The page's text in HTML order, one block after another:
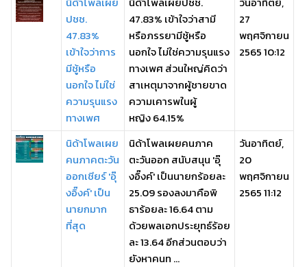
ปชช.
47.83%
เข้าใจว่าการ
มีชู้หรือ
นอกใจ ไม่ใช่
ความรุนแรง
ทางเพศ
47.83% เข้าใจว่าสามี
หรือภรรยามีชู้หรือ
นอกใจ ไม่ใช่ความรุนแรง
ทางเพศ ส่วนใหญ่คิดว่า
สาเหตุมาจากผู้ชายขาด
ความเคารพในผู้
หญิง 64.15%
27
พฤศจิกายน
2565 10:12
นิด้าโพลเผย
คนภาคตะวัน
ออกเชียร์ 'อุ๊
งอิ๊งค์' เป็น
นายกมาก
ที่สุด
นิด้าโพลเผยคนภาค
ตะวันออก สนับสนุน 'อุ๊
งอิ๊งค์' เป็นนายกร้อยละ
25.09 รองลงมาคือพิ
ธาร้อยละ 16.64 ตาม
ด้วยพลเอกประยุทธ์ร้อย
ละ 13.64 อีกส่วนตอบว่า
ยังหาคนท ...
วันอาทิตย์,
20
พฤศจิกายน
2565 11:12